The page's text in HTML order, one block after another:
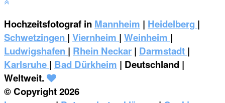
Hochzeitsfotograf in Mannheim | Heidelberg |
Schwetzingen | Viernheim | Weinheim |
‎Ludwigshafen | Rhein Neckar | Darmstadt |
Karlsruhe | Bad Dürkheim | Deutschland |
Weltweit.
© Copyright 2026